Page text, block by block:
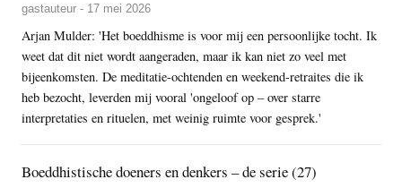
gastauteur - 17 mei 2026
Arjan Mulder: 'Het boeddhisme is voor mij een persoonlijke tocht. Ik
weet dat dit niet wordt aangeraden, maar ik kan niet zo veel met
bijeenkomsten. De meditatie-ochtenden en weekend-retraites die ik
heb bezocht, leverden mij vooral 'ongeloof op – over starre
interpretaties en rituelen, met weinig ruimte voor gesprek.'
Boeddhistische doeners en denkers – de serie (27)